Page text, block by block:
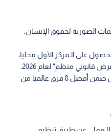
الصورية لحقوق الإنسان:
على الـمركز الأول محليا،
قانوني منظم" لعام 2026.
التحكيم التجاري الدولي: الوصول ضمن أفضل 8 فرق عالميا من